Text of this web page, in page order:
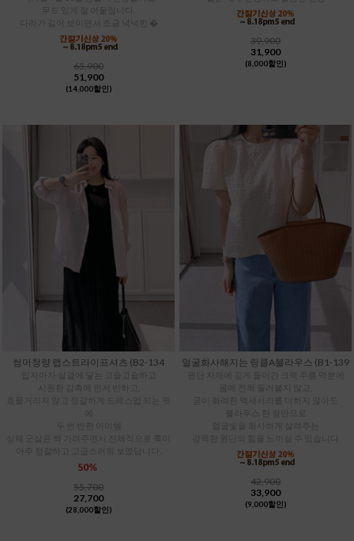
무드 있게 잘 어울립니다.
다리가 길어 보이면서 조금 넉넉한 �
65,900
51,900
(14,000할인)
39,900
31,900
(8,000할인)
썸머청량 랩스트라이프셔츠 (B2-134
입자마자 살결에 닿는 고슬고슬하고
시원한 감촉에 먼저 반하고,
흐물거리지 않고 정갈하게 드레스업 되는 핏
에
두 번 반한 아이템
상체 군살은 싹 가려주면서 전체적으로 룩이
아주 정갈하고 고급스러워 보였답니다.
55,700
27,700
(28,000할인)
얼굴화사해지는 링클A블라우스 (B1-139
원단 자체에 깊게 들어간 크랙 주름 덕분에
몸에 전혀 들러붙지 않고,
굳이 화려한 액세서리를 더하지 않아도
블라우스 한 장만으로
얼굴빛을 화사하게 살려주는
강력한 원단의 힘을 느끼실 수 있습니다
42,900
33,900
(9,000할인)